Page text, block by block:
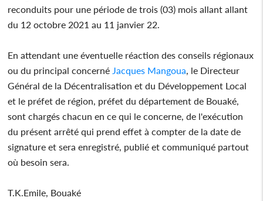
reconduits pour une période de trois (03) mois allant allant
du 12 octobre 2021 au 11 janvier 22.
En attendant une éventuelle réaction des conseils régionaux
ou du principal concerné Jacques Mangoua , le Directeur
Général de la Décentralisation et du Développement Local
et le préfet de région, préfet du département de Bouaké,
sont chargés chacun en ce qui le concerne, de l'exécution
du présent arrêté qui prend effet à compter de la date de
signature et sera enregistré, publié et communiqué partout
où besoin sera.
T.K.Emile, Bouaké